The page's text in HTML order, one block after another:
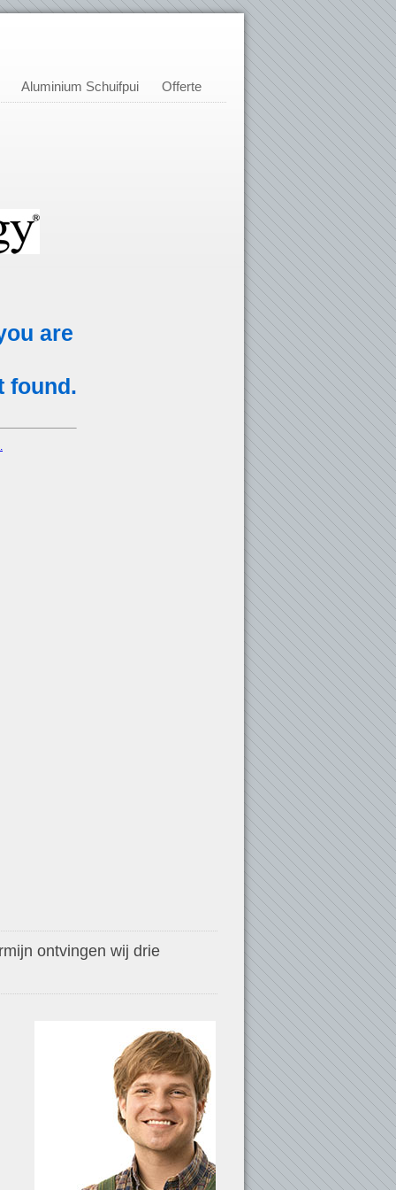
Aluminium Schuifpui Offerte
ontvingen wij drie